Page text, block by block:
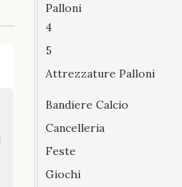
Palloni
4
5
Attrezzature Palloni
Bandiere Calcio
Cancelleria
Feste
Giochi